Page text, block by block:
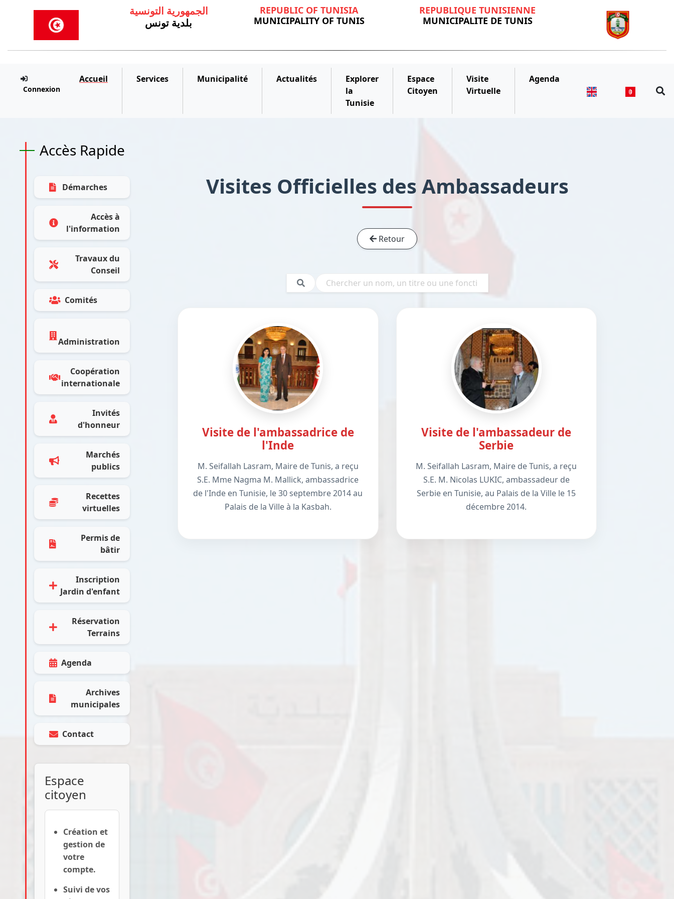
الجمهورية التونسية
بلدية تونس
REPUBLIC OF TUNISIA
MUNICIPALITY OF TUNIS
REPUBLIQUE TUNISIENNE
MUNICIPALITE DE TUNIS
Connexion
Accueil Services Municipalité Actualités
Explorer
la
Tunisie
Espace
Citoyen
Visite
Virtuelle
Agenda
Accès Rapide
Démarches
Accès à
l'information
Travaux du
Conseil
Comités
Administration
Coopération
internationale
Invités
d'honneur
Marchés
publics
Recettes
virtuelles
Permis de
bâtir
Inscription
Jardin d'enfant
Réservation
Terrains
Agenda
Archives
municipales
Contact
Espace
citoyen
Création et
gestion de
votre
compte.
Suivi de vos
Visites Officielles des Ambassadeurs
Retour
Visite de l'ambassadrice de
l'Inde
M. Seifallah Lasram, Maire de Tunis, a reçu
S.E. Mme Nagma M. Mallick, ambassadrice
de l'Inde en Tunisie, le 30 septembre 2014 au
Palais de la Ville à la Kasbah.
Visite de l'ambassadeur de
Serbie
M. Seifallah Lasram, Maire de Tunis, a reçu
S.E. M. Nicolas LUKIC, ambassadeur de
Serbie en Tunisie, au Palais de la Ville le 15
décembre 2014.